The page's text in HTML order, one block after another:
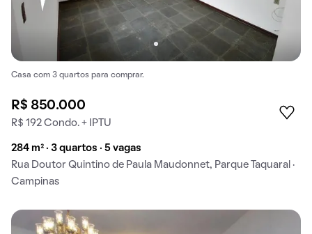
Casa com 3 quartos para comprar.
R$ 850.000
R$ 192 Condo. + IPTU
284 m² · 3 quartos · 5 vagas
Rua Doutor Quintino de Paula Maudonnet, Parque Taquaral ·
Campinas